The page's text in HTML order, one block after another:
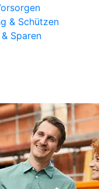
& Schützen
Sparen